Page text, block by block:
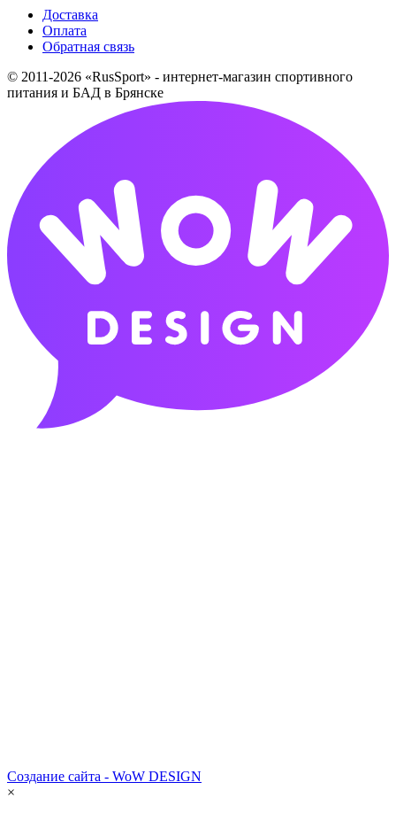
Доставка
Оплата
Обратная связь
© 2011-2026 «RusSport» - интернет-магазин спортивного
питания и БАД в Брянске
Создание сайта - WoW DESIGN
×